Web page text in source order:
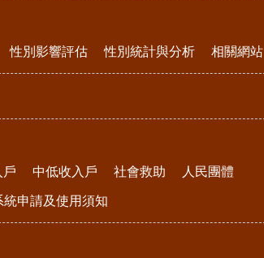
性別影響評估 性別統計與分析 相關網站
戶 中低收入戶 社會救助 人民團體
申請及使用須知